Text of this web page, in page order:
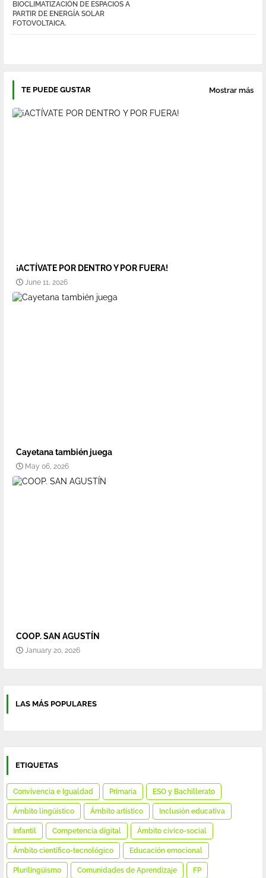
BIOCLIMATIZACIÓN DE ESPACIOS A
PARTIR DE ENERGÍA SOLAR
FOTOVOLTAICA.
TE PUEDE GUSTAR Mostrar más
¡ACTÍVATE POR DENTRO Y POR FUERA!
June 11, 2026
Cayetana también juega
May 06, 2026
COOP. SAN AGUSTÍN
January 20, 2026
LAS MÁS POPULARES
ETIQUETAS
Convivencia e Igualdad Primaria ESO y Bachillerato
Ámbito lingüístico Ámbito artístico Inclusión educativa
Infantil Competencia digital Ámbito cívico-social
Ámbito científico-tecnológico Educación emocional
Plurilingüismo Comunidades de Aprendizaje FP